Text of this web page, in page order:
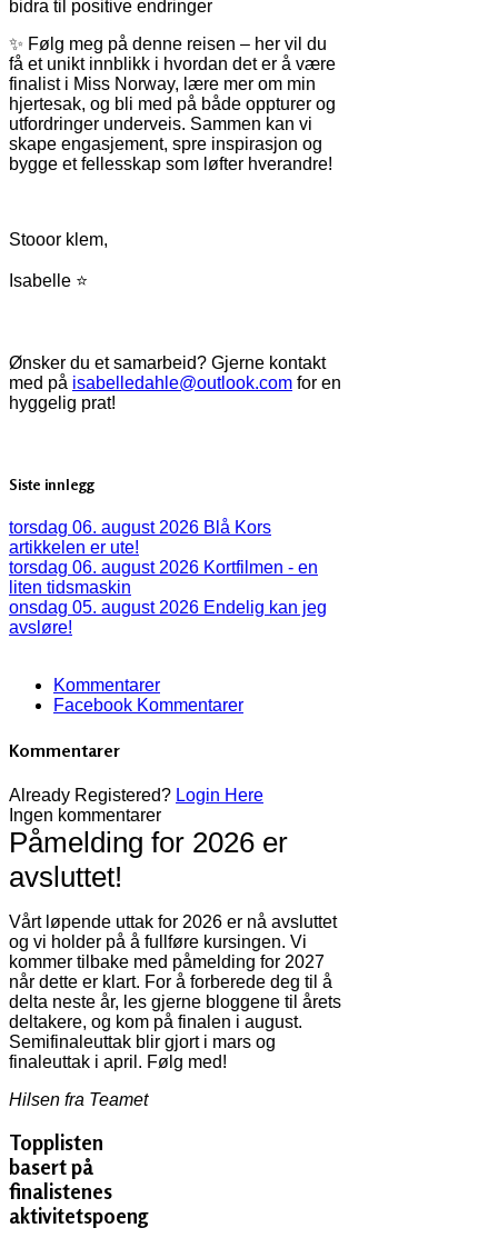
bidra til positive endringer
✨ Følg meg på denne reisen – her vil du
få et unikt innblikk i hvordan det er å være
finalist i Miss Norway, lære mer om min
hjertesak, og bli med på både oppturer og
utfordringer underveis. Sammen kan vi
skape engasjement, spre inspirasjon og
bygge et fellesskap som løfter hverandre!
Stooor klem,
Isabelle ⭐
Ønsker du et samarbeid? Gjerne kontakt
med på isabelledahle@outlook.com for en
hyggelig prat!
Siste innlegg
torsdag 06. august 2026 Blå Kors
artikkelen er ute!
torsdag 06. august 2026 Kortfilmen - en
liten tidsmaskin
onsdag 05. august 2026 Endelig kan jeg
avsløre!
Kommentarer
Facebook Kommentarer
Kommentarer
Already Registered? Login Here
Ingen kommentarer
Påmelding for 2026 er
avsluttet!
Vårt løpende uttak for 2026 er nå avsluttet
og vi holder på å fullføre kursingen. Vi
kommer tilbake med påmelding for 2027
når dette er klart. For å forberede deg til å
delta neste år, les gjerne bloggene til årets
deltakere, og kom på finalen i august.
Semifinaleuttak blir gjort i mars og
finaleuttak i april. Følg med!
Hilsen fra Teamet
Topplisten
basert på
finalistenes
aktivitetspoeng